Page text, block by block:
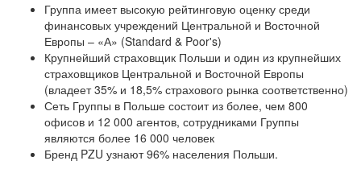
Группа имеет высокую рейтинговую оценку среди
финансовых учреждений Центральной и Восточной
Европы – «А» (Standard & Poor's)
Крупнейший страховщик Польши и один из крупнейших
страховщиков Центральной и Восточной Европы
(владеет 35% и 18,5% страхового рынка соответственно)
Сеть Группы в Польше состоит из более, чем 800
офисов и 12 000 агентов, сотрудниками Группы
являются более 16 000 человек
Бренд PZU узнают 96% населения Польши.